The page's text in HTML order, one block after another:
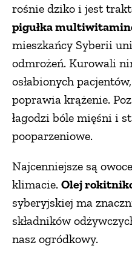
rośnie dziko i jest
pigułka
mieszkańcy Syberii
odmrożeń. Kurowali
osłabionych
poprawia krążenie.
łagodzi bóle mięśni i
pooparzeniowe.
Najcenniejsze są
klimacie. Olej
syberyjskiej ma
składników
nasz ogródkowy.